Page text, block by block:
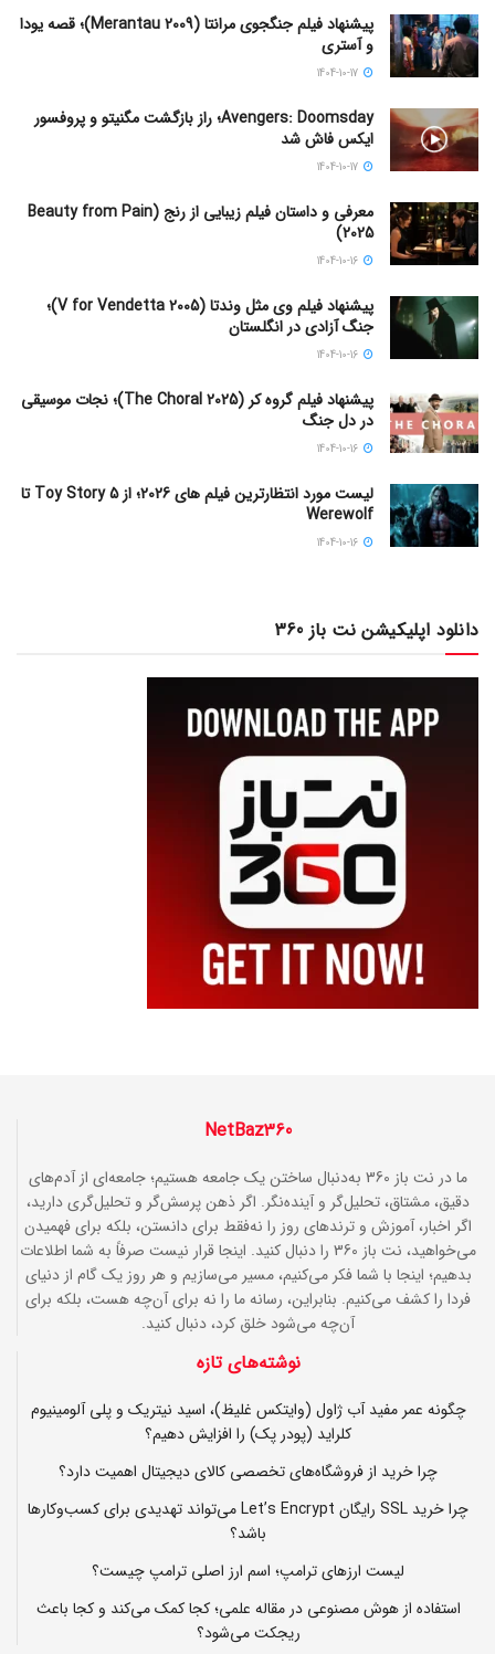
پیشنهاد فیلم جنگجوی مرانتا (Merantau 2009)؛ قصه یودا
و آستری
Avengers: Doomsday؛ راز بازگشت مگنیتو و پروفسور
ایکس فاش شد
معرفی و داستان فیلم زیبایی از رنج (Beauty from Pain
2025)
پیشنهاد فیلم وی مثل وندتا (V for Vendetta 2005)؛
جنگ آزادی در انگلستان
پیشنهاد فیلم گروه کر (The Choral 2025)؛ نجات موسیقی
در دل جنگ
لیست مورد انتظارترین فیلم های 2026؛ از Toy Story 5 تا
Werewolf
دانلود اپلیکیشن نت باز 360
NetBaz360
ما در نت باز 360 به‌دنبال ساختن یک جامعه هستیم؛ جامعه‌ای از آدم‌های
دقیق، مشتاق، تحلیل‌گر و آینده‌نگر. اگر ذهن پرسش‌گر و تحلیل‌گری دارید،
اگر اخبار، آموزش و ترندهای روز را نه‌فقط برای دانستن، بلکه برای فهمیدن
می‌خواهید، نت باز 360 را دنبال کنید. اینجا قرار نیست صرفاً به شما اطلاعات
بدهیم؛ اینجا با شما فکر می‌کنیم، مسیر می‌سازیم و هر روز یک گام از دنیای
فردا را کشف می‌کنیم. بنابراین، رسانه ما را نه برای آن‌چه هست، بلکه برای
آن‌چه می‌شود خلق کرد، دنبال کنید.
نوشته‌های تازه
چگونه عمر مفید آب ژاول (وایتکس غلیظ)، اسید نیتریک و پلی آلومینیوم
کلراید (پودر پک) را افزایش دهیم؟
چرا خرید از فروشگاه‌های تخصصی کالای دیجیتال اهمیت دارد؟
چرا خرید SSL رایگان Let’s Encrypt می‌تواند تهدیدی برای کسب‌وکارها
باشد؟
لیست ارزهای ترامپ؛ اسم ارز اصلی ترامپ چیست؟
استفاده از هوش مصنوعی در مقاله علمی؛ کجا کمک می‌کند و کجا باعث
ریجکت می‌شود؟